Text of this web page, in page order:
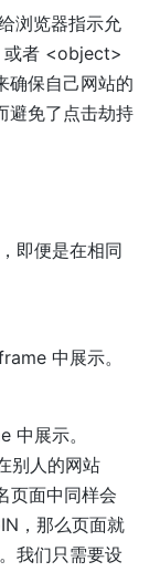
浏览器指示允
者 <object>
确保自己网站的
避免了点击劫持
即便是在相同
中展示。
中展示。
别人的网站
页面中同样会
，那么页面就
我们只需要设